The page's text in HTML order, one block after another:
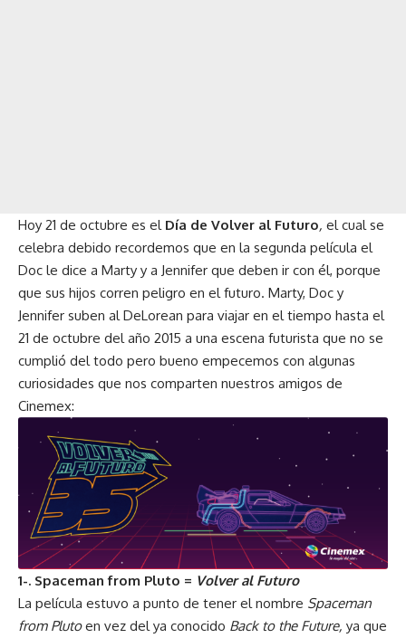
Hoy 21 de octubre es el Día de Volver al Futuro, el cual se
celebra debido recordemos que en la segunda película el
Doc le dice a Marty y a Jennifer que deben ir con él, porque
que sus hijos corren peligro en el futuro. Marty, Doc y
Jennifer suben al DeLorean para viajar en el tiempo hasta el
21 de octubre del año 2015 a una escena futurista que no se
cumplió del todo pero bueno empecemos con algunas
curiosidades que nos comparten nuestros amigos de
Cinemex:
1-. Spaceman from Pluto = Volver al Futuro
La película estuvo a punto de tener el nombre Spaceman
from Plutoen vez del ya conocido Back to the Future, ya que